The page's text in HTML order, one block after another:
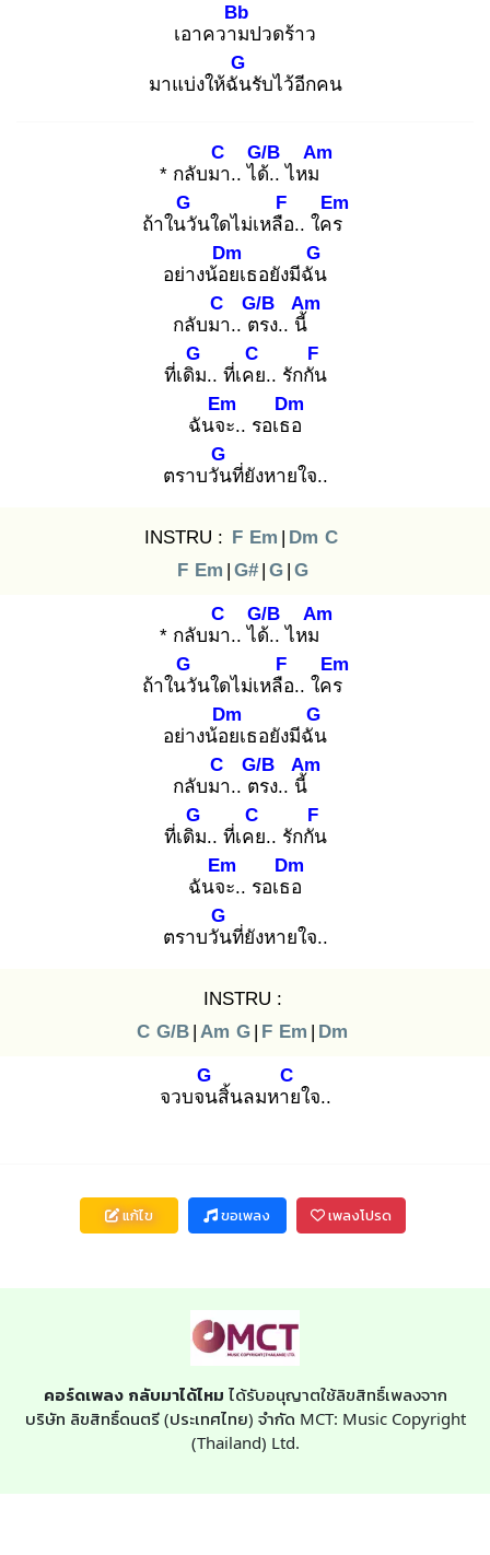
เอาความ
Bb
ปวดร้าว
มาแบ่งให้ฉัน
G
รับไว้อีกคน
* กลับมา
C
.. ได้.
G/B
. ไหม
Am
ถ้าในวั
G
นใดไม่เหลือ
F
.. ใคร
Em
อย่างน้อย
Dm
เธอยังมีฉัน
G
กลับมา
C
.. ตร
G/B
ง.. นี้
Am
ที่เดิม
G
.. ที่เคย
C
.. รักกัน
F
ฉันจะ
Em
.. รอเธอ
Dm
ตราบวัน
G
ที่ยังหายใจ..
INSTRU : F Em | Dm C
F Em | G# | G | G
* กลับมา
C
.. ได้.
G/B
. ไหม
Am
ถ้าในวั
G
นใดไม่เหลือ
F
.. ใคร
Em
อย่างน้อย
Dm
เธอยังมีฉัน
G
กลับมา
C
.. ตร
G/B
ง.. นี้
Am
ที่เดิม
G
.. ที่เคย
C
.. รักกัน
F
ฉันจะ
Em
.. รอเธอ
Dm
ตราบวัน
G
ที่ยังหายใจ..
INSTRU :
C G/B | Am G | F Em | Dm
จวบจน
G
สิ้นลมหาย
C
ใจ..
แก้ไข ขอเพลง เพลงโปรด
คอร์ดเพลง กลับมาได้ไหม ได้รับอนุญาตใช้ลิขสิทธิ์เพลงจาก
บริษัท ลิขสิทธิ์ดนตรี (ประเทศไทย) จำกัด MCT: Music Copyright
(Thailand) Ltd.